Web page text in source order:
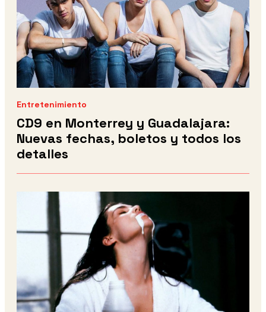
Entretenimiento
CD9 en Monterrey y Guadalajara:
Nuevas fechas, boletos y todos los
detalles